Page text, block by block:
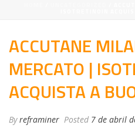
ACCUTANE
MERCATO |
ACQUISTA A
Byreframiner Posted 7 de abril